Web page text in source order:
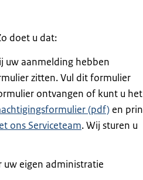
doet u dat:
uw aanmelding hebben
zitten. Vul dit formulier
ontvangen of kunt u het
(pdf)en
ons Serviceteam. Wij sturen u
uw eigen administratie